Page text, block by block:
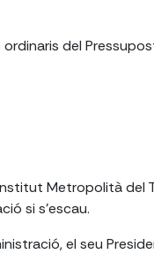
del
Metropolità del
si s'escau.
el seu